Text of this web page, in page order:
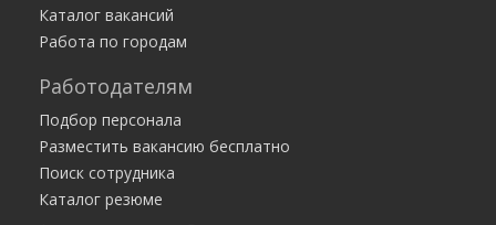
Каталог вакансий
Работа по городам
Работодателям
Подбор персонала
Разместить вакансию бесплатно
Поиск сотрудника
Каталог резюме